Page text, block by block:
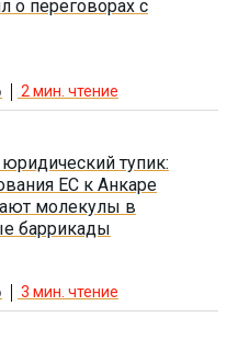
о переговорах с
2мин. чтение
тупик:
ЕС к Анкаре
молекулы в
баррикады
3 мин. чтение